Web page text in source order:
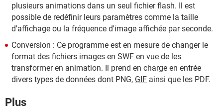
plusieurs animations dans un seul fichier flash. Il est
possible de redéfinir leurs paramètres comme la taille
d'affichage ou la fréquence d'image affichée par seconde.
Conversion : Ce programme est en mesure de changer le
format des fichiers images en SWF en vue de les
transformer en animation. Il prend en charge en entrée
divers types de données dont PNG, GIF ainsi que les PDF.
Plus